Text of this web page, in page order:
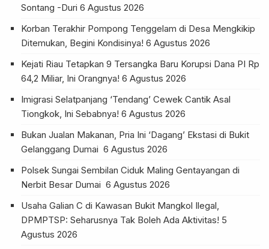
Sontang -Duri 6 Agustus 2026
Korban Terakhir Pompong Tenggelam di Desa Mengkikip
Ditemukan, Begini Kondisinya! 6 Agustus 2026
Kejati Riau Tetapkan 9 Tersangka Baru Korupsi Dana PI Rp
64,2 Miliar, Ini Orangnya! 6 Agustus 2026
Imigrasi Selatpanjang ‘Tendang’ Cewek Cantik Asal
Tiongkok, Ini Sebabnya! 6 Agustus 2026
Bukan Jualan Makanan, Pria Ini ‘Dagang’ Ekstasi di Bukit
Gelanggang Dumai 6 Agustus 2026
Polsek Sungai Sembilan Ciduk Maling Gentayangan di
Nerbit Besar Dumai 6 Agustus 2026
Usaha Galian C di Kawasan Bukit Mangkol Ilegal,
DPMPTSP: Seharusnya Tak Boleh Ada Aktivitas! 5
Agustus 2026